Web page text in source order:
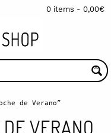
0 items - 0,00€
de Verano”
VERANO